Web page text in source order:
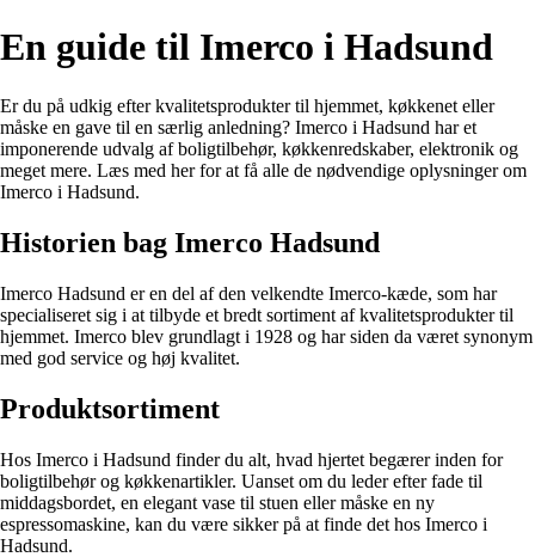
En guide til Imerco i Hadsund
Er du på udkig efter kvalitetsprodukter til hjemmet, køkkenet eller
måske en gave til en særlig anledning? Imerco i Hadsund har et
imponerende udvalg af boligtilbehør, køkkenredskaber, elektronik og
meget mere. Læs med her for at få alle de nødvendige oplysninger om
Imerco i Hadsund.
Historien bag Imerco Hadsund
Imerco Hadsund er en del af den velkendte Imerco-kæde, som har
specialiseret sig i at tilbyde et bredt sortiment af kvalitetsprodukter til
hjemmet. Imerco blev grundlagt i 1928 og har siden da været synonym
med god service og høj kvalitet.
Produktsortiment
Hos Imerco i Hadsund finder du alt, hvad hjertet begærer inden for
boligtilbehør og køkkenartikler. Uanset om du leder efter fade til
middagsbordet, en elegant vase til stuen eller måske en ny
espressomaskine, kan du være sikker på at finde det hos Imerco i
Hadsund.